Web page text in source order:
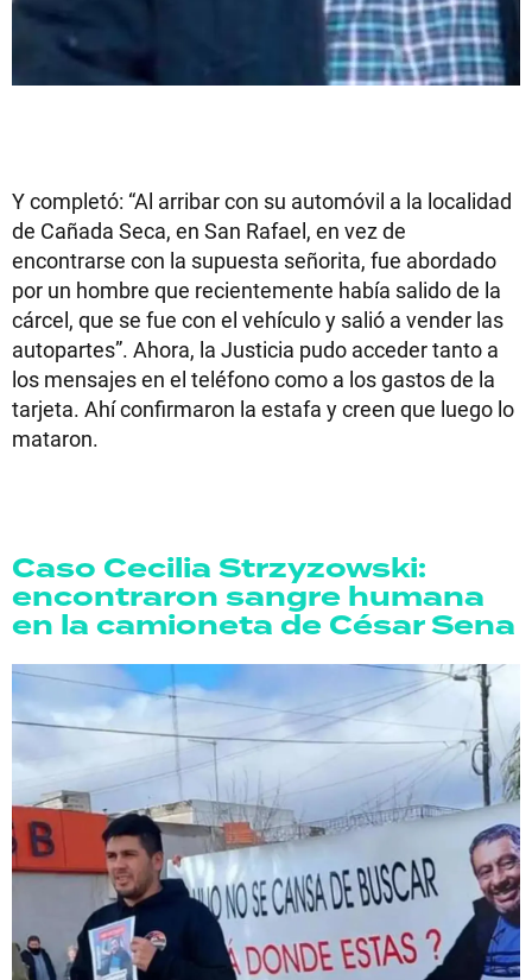
Y completó: “Al arribar con su automóvil a la localidad
de Cañada Seca, en San Rafael, en vez de
encontrarse con la supuesta señorita, fue abordado
por un hombre que recientemente había salido de la
cárcel, que se fue con el vehículo y salió a vender las
autopartes”. Ahora, la Justicia pudo acceder tanto a
los mensajes en el teléfono como a los gastos de la
tarjeta. Ahí confirmaron la estafa y creen que luego lo
mataron.
Caso Cecilia Strzyzowski:
encontraron sangre humana
en la camioneta de César Sena